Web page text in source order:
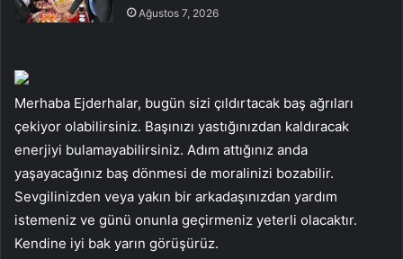
Ağustos 7, 2026
Merhaba Ejderhalar, bugün sizi çıldırtacak baş ağrıları
çekiyor olabilirsiniz. Başınızı yastığınızdan kaldıracak
enerjiyi bulamayabilirsiniz. Adım attığınız anda
yaşayacağınız baş dönmesi de moralinizi bozabilir.
Sevgilinizden veya yakın bir arkadaşınızdan yardım
istemeniz ve günü onunla geçirmeniz yeterli olacaktır.
Kendine iyi bak yarın görüşürüz.